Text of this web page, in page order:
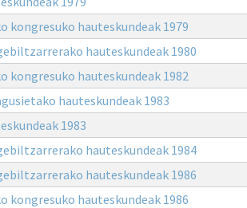
kongresuko hauteskundeak 1979
hauteskundeak 1980
kongresuko hauteskundeak 1982
hauteskundeak 1983
1983
hauteskundeak 1984
hauteskundeak 1986
kongresuko hauteskundeak 1986